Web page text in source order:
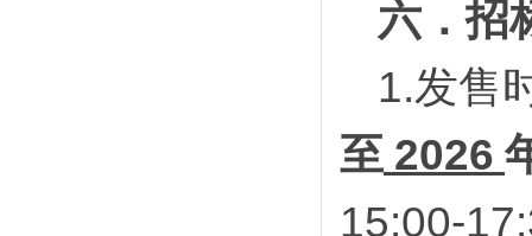
六．招
1.发售
至 2026
15:00-17: